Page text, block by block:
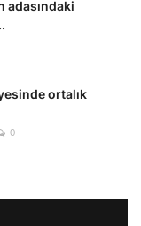
adasındaki
ortalık
0